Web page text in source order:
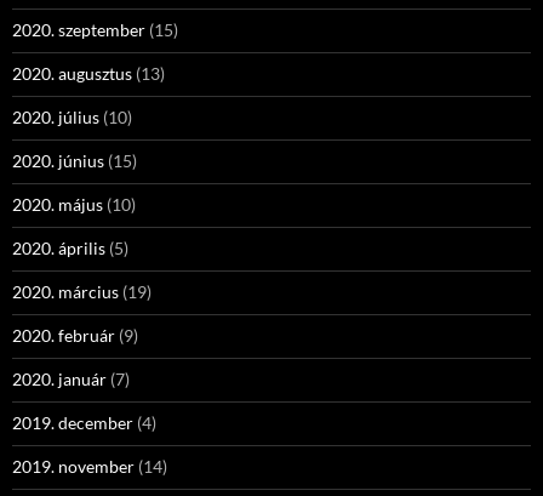
2020. szeptember (15)
2020. augusztus (13)
2020. július (10)
2020. június (15)
2020. május (10)
2020. április (5)
2020. március (19)
2020. február (9)
2020. január (7)
2019. december (4)
2019. november (14)